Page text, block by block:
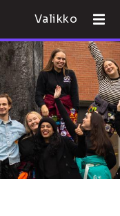
Valikko